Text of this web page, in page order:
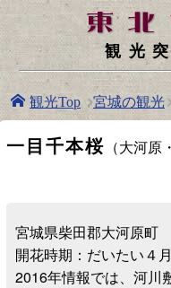
観光
観光Top 宮城の観光
一目千本桜 （大河原
宮城県柴田郡大河原町
開花時期：だいたい４
2016年情報では、河川